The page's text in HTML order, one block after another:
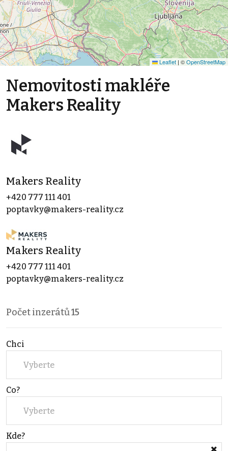
Leaflet | ©OpenStreetMap
Nemovitosti makléře
Makers Reality
Makers Reality
+420 777 111 401
poptavky@makers-reality.cz
Makers Reality
+420 777 111 401
poptavky@makers-reality.cz
Počet inzerátů15
Chci
Vyberte
Co?
Vyberte
Kde?